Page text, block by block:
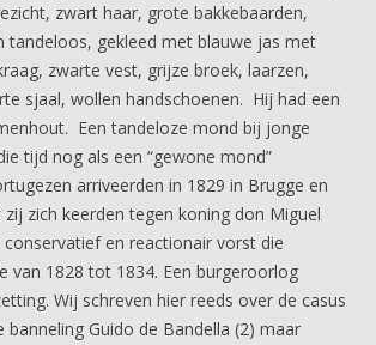
zwart haar, grote bakkebaarden,
tandeloos, gekleed met blauwe jas met
zwarte vest, grijze broek, laarzen,
sjaal, wollen handschoenen. Hij had een
Een tandeloze mond bij jonge
tijd nog als een “gewone mond”
arriveerden in 1829 in Brugge en
zich keerden tegen koning don Miguel
conservatief en reactionair vorst die
van 1828 tot 1834. Een burgeroorlog
Wij schreven hier reeds over de casus
banneling Guido de Bandella (2) maar